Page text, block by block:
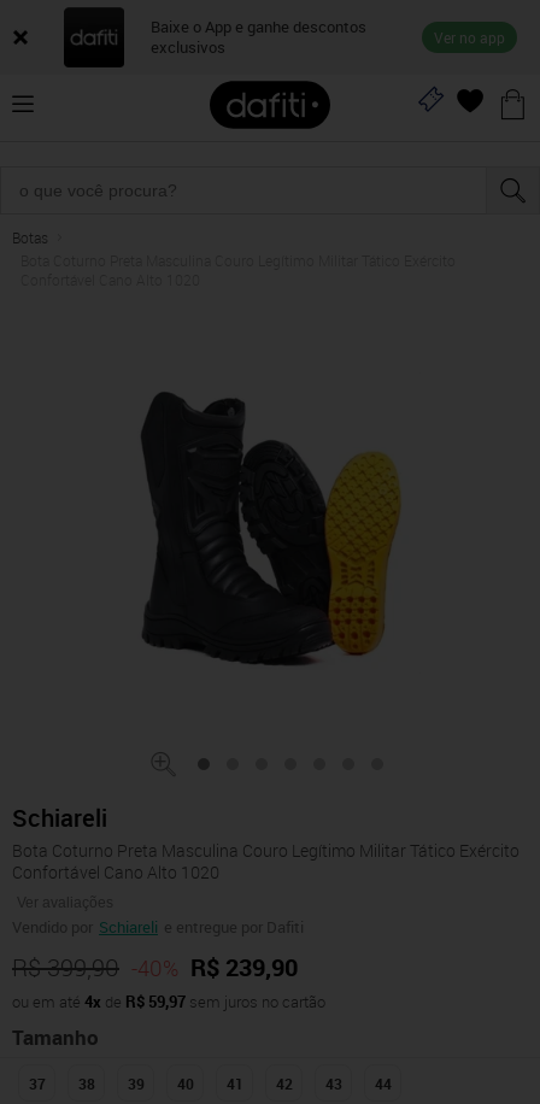
Baixe o App e ganhe descontos
exclusivos
Ver no app
Botas
Schiareli
Bota Coturno Preta Masculina Couro Legítimo Militar Tático Exército
Confortável Cano Alto 1020
Ver avaliações
Vendido por Schiareli e entregue por Dafiti
R$ 399,90 -40% R$ 239,90
ou em até 4x de R$ 59,97 sem juros no cartão
Tamanho
37 38 39 40 41 42 43 44